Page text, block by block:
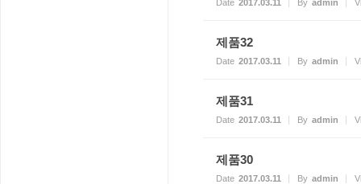
Date 2017.03.11 By admin
제품32
Date 2017.03.11 By admin
제품31
Date 2017.03.11 By admin
제품30
Date 2017.03.11 By admin